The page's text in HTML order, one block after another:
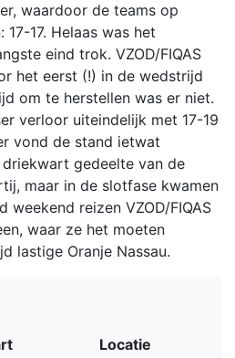
waardoor de teams op
17. Helaas was het
eind trok. VZOD/FIQAS
het eerst (!) in de wedstrijd
om te herstellen was er niet.
verloor uiteindelijk met 17-19
vond de stand ietwat
gedeelte van de
maar in de slotfase kwamen
weekend reizen VZOD/FIQAS
waar ze het moeten
lastige Oranje Nassau.
Locatie